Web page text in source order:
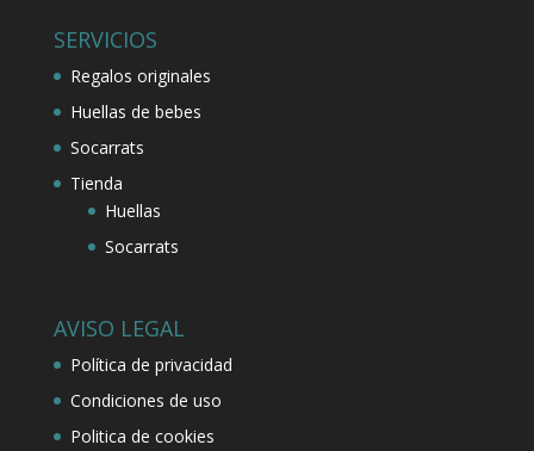
SERVICIOS
Regalos originales
Huellas de bebes
Socarrats
Tienda
Huellas
Socarrats
AVISO LEGAL
Política de privacidad
Condiciones de uso
Politica de cookies